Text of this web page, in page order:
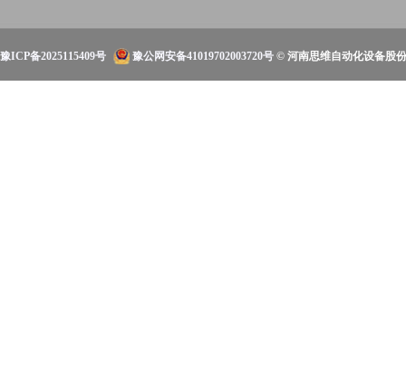
豫ICP备2025115409号 豫公网安备41019702003720号 © 河南思维自动化设备股